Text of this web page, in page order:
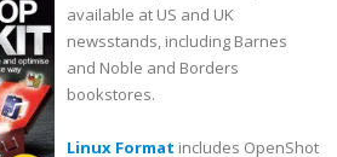
available at US and UK
newsstands, including Barnes
and Noble and Borders
bookstores.
Linux Format includes OpenShot